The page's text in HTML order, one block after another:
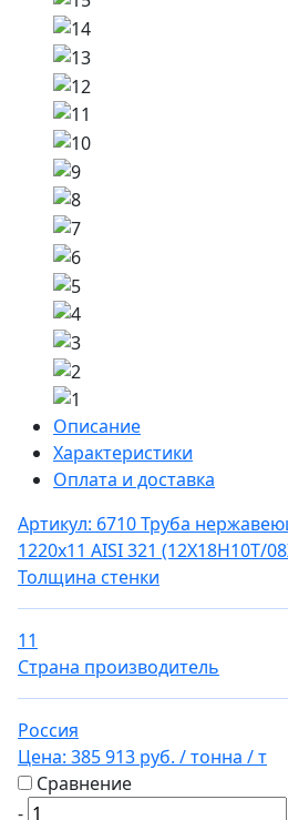
Описание
Характеристики
Оплата и доставка
Артикул: 6710Труба
1220х11 AISI 321 (12Х18Н10Т/
Толщина стенки
11
Страна производитель
Россия
Цена: 385 913 руб. / тонна / т
Сравнение
-